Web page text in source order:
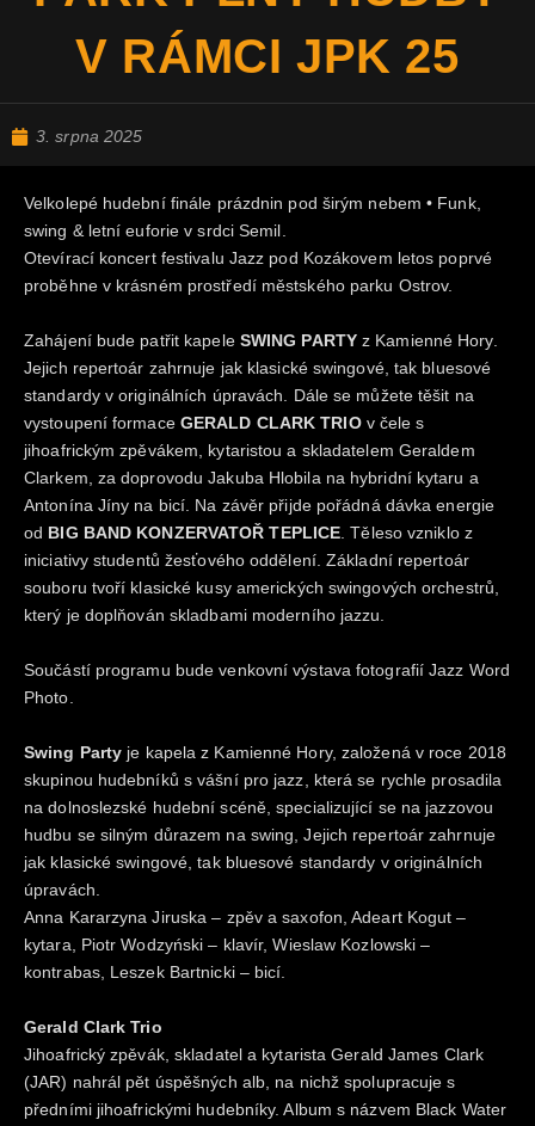
V RÁMCI JPK 25
3. srpna 2025
Velkolepé hudební finále prázdnin pod širým nebem • Funk,
swing & letní euforie v srdci Semil.
Otevírací koncert festivalu Jazz pod Kozákovem letos poprvé
proběhne v krásném prostředí městského parku Ostrov.
Zahájení bude patřit kapele SWING PARTYz Kamienné Hory.
Jejich repertoár zahrnuje jak klasické swingové, tak bluesové
standardy v originálních úpravách. Dále se můžete těšit na
vystoupení formace GERALD CLARK TRIOv čele s
jihoafrickým zpěvákem, kytaristou a skladatelem Geraldem
Clarkem, za doprovodu Jakuba Hlobila na hybridní kytaru a
Antonína Jíny na bicí. Na závěr přijde pořádná dávka energie
od BIG BAND KONZERVATOŘ TEPLICE. Těleso vzniklo z
iniciativy studentů žesťového oddělení. Základní repertoár
souboru tvoří klasické kusy amerických swingových orchestrů,
který je doplňován skladbami moderního jazzu.
Součástí programu bude venkovní výstava fotografií Jazz Word
Photo.
Swing Party je kapela z Kamienné Hory, založená v roce 2018
skupinou hudebníků s vášní pro jazz, která se rychle prosadila
na dolnoslezské hudební scéně, specializující se na jazzovou
hudbu se silným důrazem na swing, Jejich repertoár zahrnuje
jak klasické swingové, tak bluesové standardy v originálních
úpravách.
Anna Kararzyna Jiruska – zpěv a saxofon, Adeart Kogut –
kytara, Piotr Wodzyński – klavír, Wieslaw Kozlowski –
kontrabas, Leszek Bartnicki – bicí.
Gerald Clark Trio
Jihoafrický zpěvák, skladatel a kytarista Gerald James Clark
(JAR) nahrál pět úspěšných alb, na nichž spolupracuje s
předními jihoafrickými hudebníky. Album s názvem Black Water